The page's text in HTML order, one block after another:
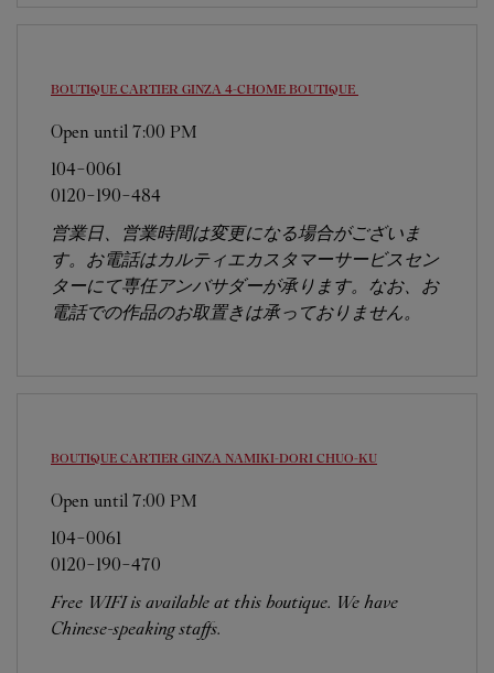
BOUTIQUE CARTIER GINZA 4-CHOME BOUTIQUE
Open until 7:00 PM
104-0061
0120-190-484
営業日、営業時間は変更になる場合がございま
す。お電話はカルティエカスタマーサービスセン
ターにて専任アンバサダーが承ります。なお、お
電話での作品のお取置きは承っておりません。
BOUTIQUE CARTIER GINZA NAMIKI-DORI CHUO-KU
Open until 7:00 PM
104-0061
0120-190-470
Free WIFI is available at this boutique. We have
Chinese-speaking staffs.